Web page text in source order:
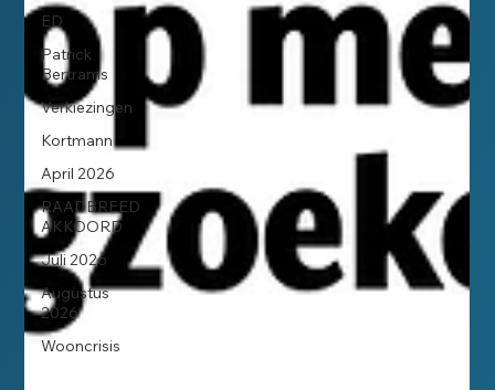
ED
Patrick
Bertrams
Verkiezingen
Kortmann
April 2026
RAADBREED
AKKOORD
Juli 2026
Augustus
2026
Wooncrisis